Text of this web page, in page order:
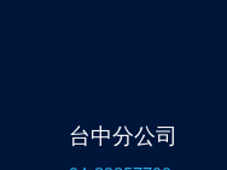
台中分公司